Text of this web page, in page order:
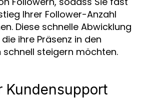
Ihrer Follower-Anzahl
Diese schnelle Abwicklung
ihre Präsenz in den
schnell steigern möchten.
Kundensupport